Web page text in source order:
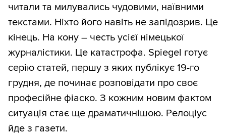
читали та милувались чудовими, наївними
текстами. Ніхто його навіть не запідозрив. Це
кінець. На кону – честь усієї німецької
журналістики. Це катастрофа. Spiegel готує
серію статей, першу з яких публікує 19-го
грудня, де починає розповідати про своє
професійне фіаско. З кожним новим фактом
ситуація стає ще драматичнішою. Релоціус
йде з газети.